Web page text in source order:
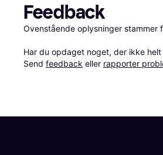
Feedback
Ovenstående oplysninger
Har du opdaget noget, der ikke
Send feedback eller rapporter